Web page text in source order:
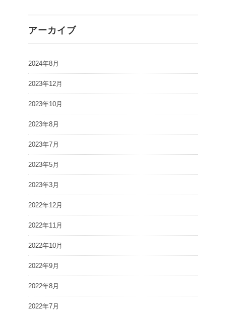
アーカイブ
2024年8月
2023年12月
2023年10月
2023年8月
2023年7月
2023年5月
2023年3月
2022年12月
2022年11月
2022年10月
2022年9月
2022年8月
2022年7月